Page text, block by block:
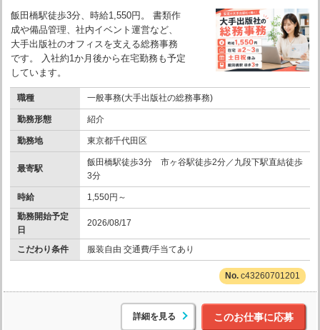
飯田橋駅徒歩3分、時給1,550円。 書類作
成や備品管理、社内イベント運営など、
大手出版社のオフィスを支える総務事務
です。 入社約1か月後から在宅勤務も予定
しています。
職種 一般事務(大手出版社の総務事務)
勤務形態 紹介
勤務地 東京都千代田区
最寄駅
飯田橋駅徒歩3分 市ヶ谷駅徒歩2分／九段下駅直結徒歩
3分
時給
1,550円～
勤務開始予定
日
2026/08/17
こだわり条件 服装自由 交通費/手当てあり
c43260701201
詳細を見る このお仕事に応募